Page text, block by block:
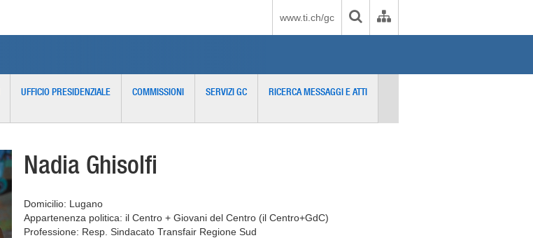
www.ti.ch/gc
UFFICIO PRESIDENZIALE COMMISSIONI SERVIZI GC RICERCA MESSAGGI E ATTI
Nadia Ghisolfi
Domicilio: Lugano
Appartenenza politica: il Centro + Giovani del Centro (il Centro+GdC)
Professione: Resp. Sindacato Transfair Regione Sud